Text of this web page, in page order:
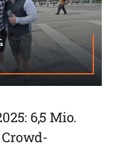
6,5 Mio.
Crowd-